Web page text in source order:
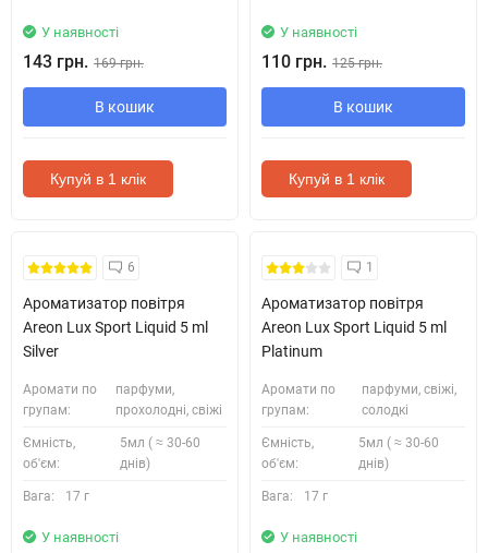
У наявності
143 грн. 169 грн.
В кошик
Купуй в 1 клік
У наявності
110 грн. 125 грн.
В кошик
Купуй в 1 клік
6
Ароматизатор повітря
Areon Lux Sport Liquid 5 ml
Silver
Аромати по
групам:
парфуми,
прохолодні, свіжі
Ємність,
об'єм:
5мл ( ≈ 30-60
днів)
Вага: 17 г
У наявності
1
Ароматизатор повітря
Areon Lux Sport Liquid 5 ml
Platinum
Аромати по
групам:
парфуми, свіжі,
солодкі
Ємність,
об'єм:
5мл ( ≈ 30-60
днів)
Вага: 17 г
У наявності